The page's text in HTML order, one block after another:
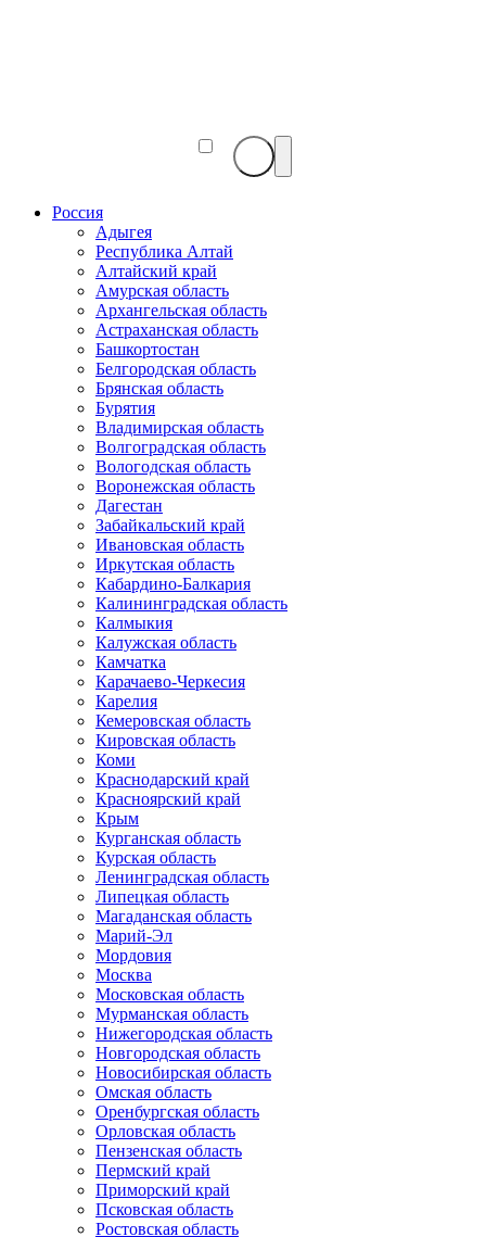
Россия
Адыгея
Республика Алтай
Алтайский край
Амурская область
Архангельская область
Астраханская область
Башкортостан
Белгородская область
Брянская область
Бурятия
Владимирская область
Волгоградская область
Вологодская область
Воронежская область
Дагестан
Забайкальский край
Ивановская область
Иркутская область
Кабардино-Балкария
Калининградская область
Калмыкия
Калужская область
Камчатка
Карачаево-Черкесия
Карелия
Кемеровская область
Кировская область
Коми
Краснодарский край
Красноярский край
Крым
Курганская область
Курская область
Ленинградская область
Липецкая область
Магаданская область
Марий-Эл
Мордовия
Москва
Московская область
Мурманская область
Нижегородская область
Новгородская область
Новосибирская область
Омская область
Оренбургская область
Орловская область
Пензенская область
Пермский край
Приморский край
Псковская область
Ростовская область